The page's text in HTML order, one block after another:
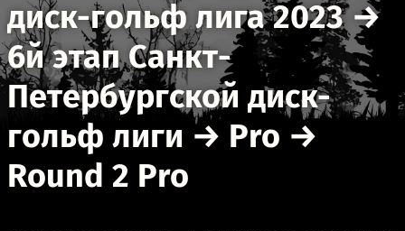
диск-гольф лига 2023→
6й этап Санкт-
Петербургской диск-
гольф лиги → Pro →
Round 2 Pro